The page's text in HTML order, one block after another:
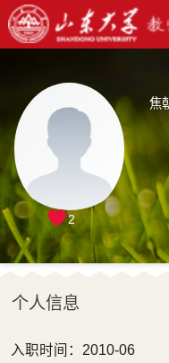
焦
2
个人信息
入职时间：2010-06